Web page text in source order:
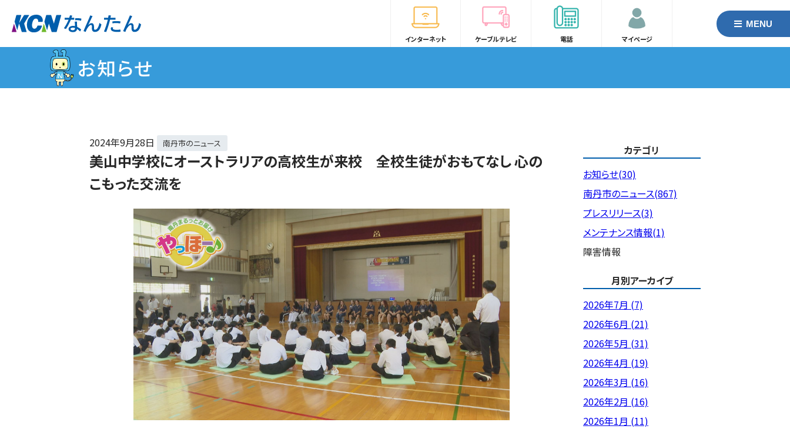
インターネット ケーブルテレビ 電話 マイページ
MENU
お知らせ
2024年9月28日 南丹市のニュース
美山中学校にオーストラリアの高校生が来校 全校生徒がおもてなし 心の
こもった交流を
カテゴリ
お知らせ(30)
南丹市のニュース(867)
プレスリリース(3)
メンテナンス情報(1)
障害情報
月別アーカイブ
2026年7月 (7)
2026年6月 (21)
2026年5月 (31)
2026年4月 (19)
2026年3月 (16)
2026年2月 (16)
2026年1月 (11)